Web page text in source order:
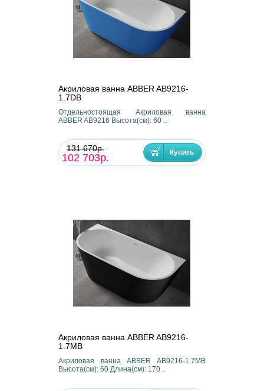
Акриловая ванна ABBER AB9216-
1.7DB
Отдельностоящая Акриловая ванна
ABBER AB9216 Высота(см): 60 ..
131 670р.
102 703р.
Акриловая ванна ABBER AB9216-
1.7MB
Акриловая ванна ABBER AB9216-1.7MB
Высота(см): 60 Длина(см): 170 ..